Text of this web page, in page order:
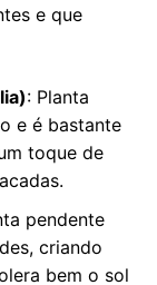
e que
: Planta
e é bastante
toque de
pendente
criando
bem o sol